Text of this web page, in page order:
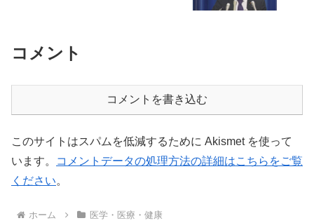
コメント
コメントを書き込む
このサイトはスパムを低減するために Akismet を使って
います。
コメントデータの処理方法の詳細はこちらをご覧
ください。
ホーム 医学・医療・健康